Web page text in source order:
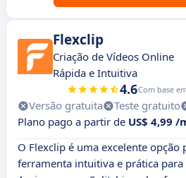
Flexclip
Criação de Vídeos Online
Rápida e Intuitiva
4.6Com base
Versão gratuita Teste gratuito
Plano pago a partir de US$ 4,99 /
O Flexclip é uma excelente opção
ferramenta intuitiva e prática para